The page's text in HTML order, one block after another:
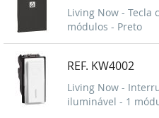
Living Now - Tecla
módulos - Preto
REF. KW4002
Living Now -
iluminável - 1